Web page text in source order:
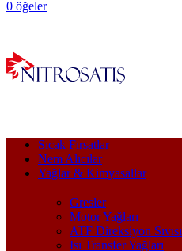
0 öğeler
Sıcak Fırsatlar
Nem Alıcılar
Yağlar & Kimyasallar
Gresler
Motor Yağları
ATF Direksiyon Sıvısı
Isı Transfer Yağları